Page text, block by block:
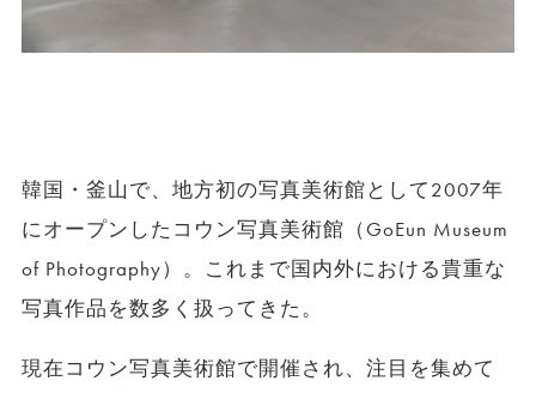
韓国・釜山で、地方初の写真美術館として2007年
にオープンしたコウン写真美術館（GoEun Museum
of Photography）。これまで国内外における貴重な
写真作品を数多く扱ってきた。
現在コウン写真美術館で開催され、注目を集めて